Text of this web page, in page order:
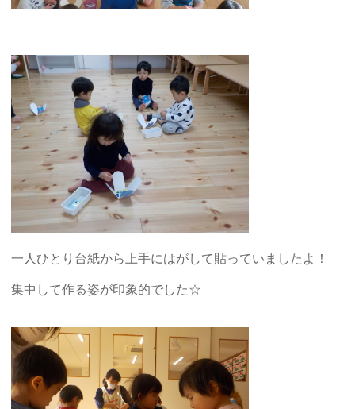
一人ひとり台紙から上手にはがして貼っていましたよ！
集中して作る姿が印象的でした☆